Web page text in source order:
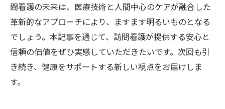
問看護の未来は、医療技術と人間中心のケアが融合した
革新的なアプローチにより、ますます明るいものとなる
でしょう。本記事を通じて、訪問看護が提供する安心と
信頼の価値をぜひ実感していただきたいです。次回も引
き続き、健康をサポートする新しい視点をお届けしま
す。